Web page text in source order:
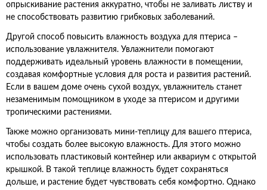
опрыскивание растения аккуратно, чтобы не заливать листву и
не способствовать развитию грибковых заболеваний.
Другой способ повысить влажность воздуха для птериса –
использование увлажнителя. Увлажнители помогают
поддерживать идеальный уровень влажности в помещении,
создавая комфортные условия для роста и развития растений.
Если в вашем доме очень сухой воздух, увлажнитель станет
незаменимым помощником в уходе за птерисом и другими
тропическими растениями.
Также можно организовать мини-теплицу для вашего птериса,
чтобы создать более высокую влажность. Для этого можно
использовать пластиковый контейнер или аквариум с открытой
крышкой. В такой теплице влажность будет сохраняться
дольше, и растение будет чувствовать себя комфортно. Однако